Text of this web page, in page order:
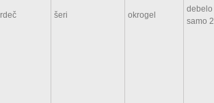
rdeč šeri okrogel
debelo
samo